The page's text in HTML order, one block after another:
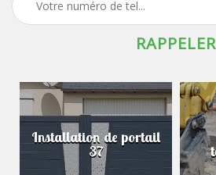
Installation de portail
37